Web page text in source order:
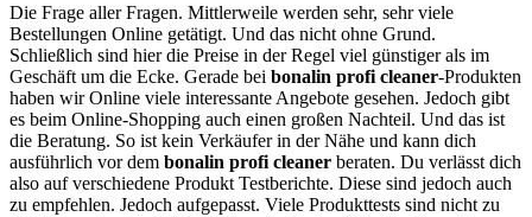
Die Frage aller Fragen. Mittlerweile werden sehr, sehr viele
Bestellungen Online getätigt. Und das nicht ohne Grund.
Schließlich sind hier die Preise in der Regel viel günstiger als im
Geschäft um die Ecke. Gerade bei bonalin profi cleaner-Produkten
haben wir Online viele interessante Angebote gesehen. Jedoch gibt
es beim Online-Shopping auch einen großen Nachteil. Und das ist
die Beratung. So ist kein Verkäufer in der Nähe und kann dich
ausführlich vor dem bonalin profi cleaner beraten. Du verlässt dich
also auf verschiedene Produkt Testberichte. Diese sind jedoch auch
zu empfehlen. Jedoch aufgepasst. Viele Produkttests sind nicht zu